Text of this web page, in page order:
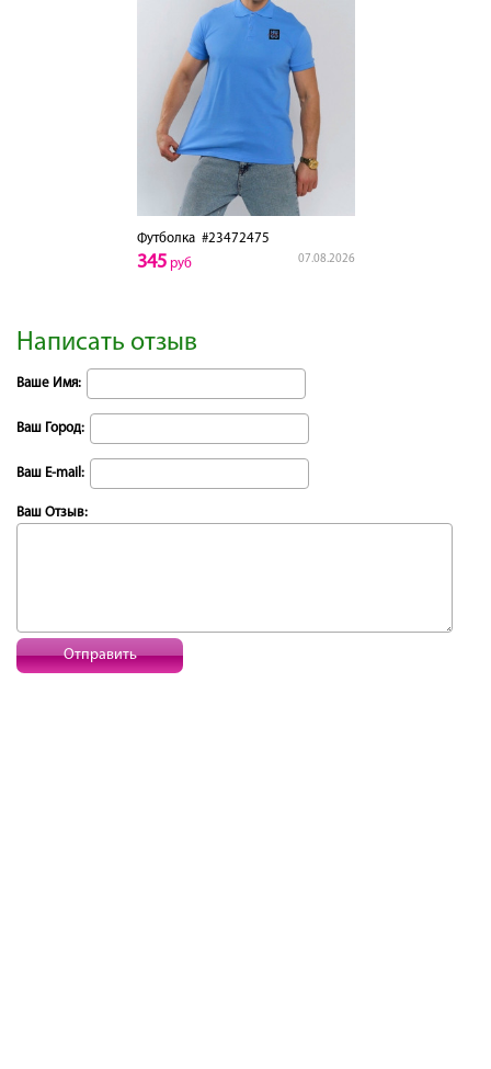
Футболка#23472475
07.08.2026
345руб
Написать отзыв
Ваше Имя:
Ваш Город:
Ваш E-mail:
Ваш Отзыв:
Отправить